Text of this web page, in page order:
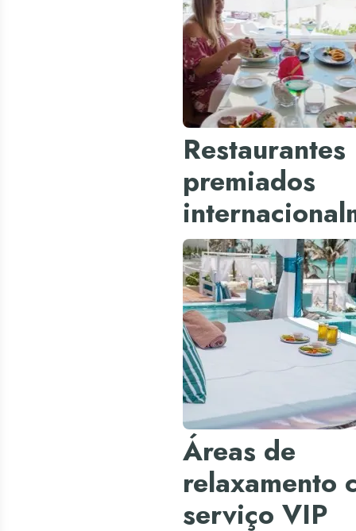
Restaurantes
premiados
Áreas de
relaxamento
serviço VIP